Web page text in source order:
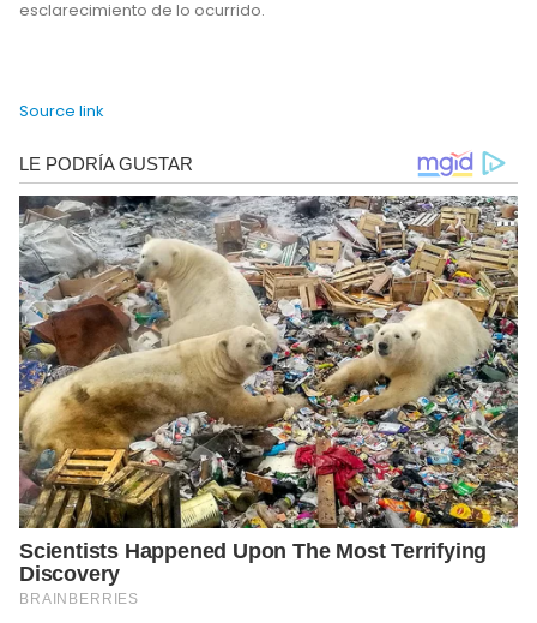
esclarecimiento de lo ocurrido.
Source link